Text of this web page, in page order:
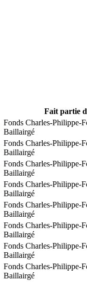
Fait partie
Fonds Charles-Philippe-
Baillairgé
Fonds Charles-Philippe-
Baillairgé
Fonds Charles-Philippe-
Baillairgé
Fonds Charles-Philippe-
Baillairgé
Fonds Charles-Philippe-
Baillairgé
Fonds Charles-Philippe-
Baillairgé
Fonds Charles-Philippe-
Baillairgé
Fonds Charles-Philippe-
Baillairgé